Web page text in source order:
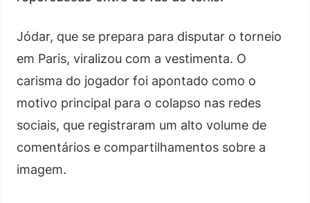
Jódar, que se prepara para disputar o torneio
em Paris, viralizou com a vestimenta. O
carisma do jogador foi apontado como o
motivo principal para o colapso nas redes
sociais, que registraram um alto volume de
comentários e compartilhamentos sobre a
imagem.